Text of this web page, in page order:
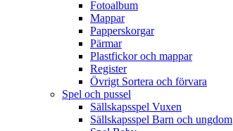
Fotoalbum
Mappar
Papperskorgar
Pärmar
Plastfickor och mappar
Register
Övrigt Sortera och förvara
Spel och pussel
Sällskapsspel Vuxen
Sällskapsspel Barn och ungdom